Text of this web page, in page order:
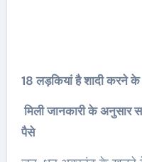
18 लड़कियां है शादी करने के
मिली जानकारी के अनुसार
पैसे